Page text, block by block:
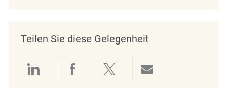
Teilen Sie diese Gelegenheit
Über LinkedIn teilen
Über Facebook teilen
Über Twitter teilen